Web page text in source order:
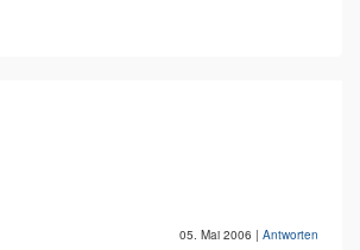
05. Mai 2006 | Antworten